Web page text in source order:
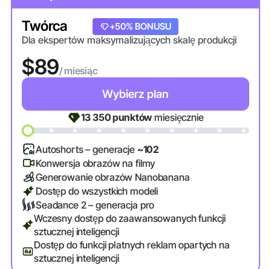
Twórca
Dla ekspertów maksymalizujących skalę produkcji
$89/ miesiąc
Wybierz plan
+20% BONUSU
+50% BONUSU
13 350punktów miesięcznie
Autoshorts – generacje ~102
Konwersja obrazów na filmy
Generowanie obrazów Nanobanana
Dostęp do wszystkich modeli
Seadance 2 – generacja pro
Wczesny dostęp do zaawansowanych funkcji
sztucznej inteligencji
Dostęp do funkcji płatnych reklam opartych na
sztucznej inteligencji